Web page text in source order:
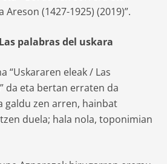
(1427-1925) (2019)”.
palabras del uskara
“Uskararen eleak / Las
da eta bertan erraten da
galdu zen arren, hainbat
duela; hala nola, toponimian